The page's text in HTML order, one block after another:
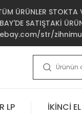
ÜRÜNLER STOKTA
SATIŞTAKİ
str/
LP İKİNCİ